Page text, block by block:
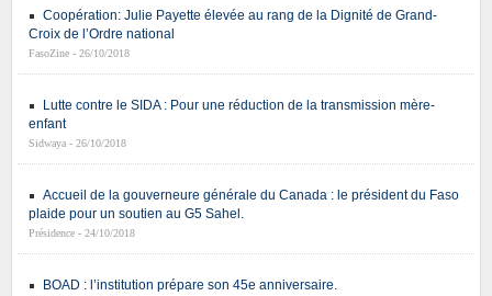
Coopération: Julie Payette élevée au rang de la Dignité de Grand-
Croix de l’Ordre national
FasoZine - 26/10/2018
Lutte contre le SIDA : Pour une réduction de la transmission mère-
enfant
Sidwaya - 26/10/2018
Accueil de la gouverneure générale du Canada : le président du Faso
plaide pour un soutien au G5 Sahel.
Présidence - 24/10/2018
BOAD : l’institution prépare son 45e anniversaire.